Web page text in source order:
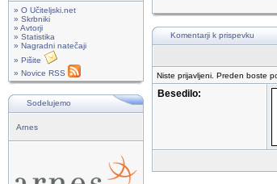
» O Učiteljski.net
» Skrbniki
» Avtorji
» Statistika
» Nagradni natečaji
» Pišite
» Novice RSS
Sodelujemo
Arnes
Komentarji k prispevku
Niste prijavljeni. Preden boste
Besedilo: